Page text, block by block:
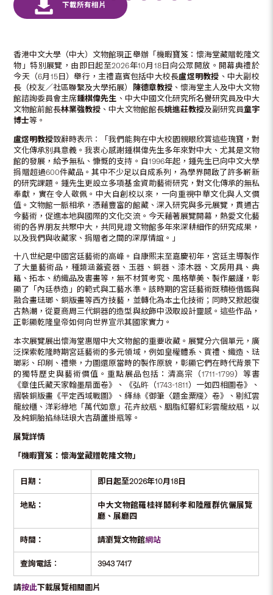
香港中文大學（中大）文物館現正舉辦「機暇寶笈：懷海堂藏贈乾隆文
物」特別展覽，由即日起至2026年10月18日向公眾開放。開幕典禮於
今天（6月15日）舉行，主禮嘉賓包括中大校長盧煜明教授 、中大副校
長（校友／社區聯繫及大學拓展）
陳德章教授、懷海堂主人及中大文物
館諮詢委員會主席鍾棋偉先生 、中大中國文化研究所名譽研究員及中大
文物館前館長林業強教授 、中大文物館館長姚進莊教授及副研究員童宇
博士等。
盧煜明教授致辭時表示︰「我們能夠在中大校園親眼欣賞這些瑰寶，對
文化傳承別具意義。我衷心感謝鍾棋偉先生多年來對中大、尤其是文物
館的發展，給予無私、慷慨的支持。自1996年起，鍾先生已向中文大學
捐贈超過600件藏品。其中不少足以自成系列，為學界開啟了許多嶄新
的研究課題。鍾先生更設立多項基金資助藝術研究，對文化傳承的無私
奉獻，實在令人敬佩。中大自創校以來，一向重視中華文化與人文價
值。文物館一脈相承，憑藉豐富的館藏、深入研究與多元展覽，貫通古
今藝術，促進本地與國際的文化交流。今天藉著展覽開幕，熱愛文化藝
術的各界朋友共聚中大，共同見證文物館多年來深耕細作的研究成果，
以及我們與收藏家、捐贈者之間的深厚情誼。」
十八世紀是中國宮廷藝術的高峰。自康熙末至嘉慶初年，宮廷主導製作
了大量藝術品，種類涵蓋瓷器、玉器、銅器、漆木器、文房用具、典
籍、拓本、紡織品及書畫等，無不材質考究、風格華美、製作嚴謹，彰
顯了「內廷恭造」的範式與工藝水準。該時期的宮廷藝術既積極借鑑與
融合畫琺瑯、銅版畫等西方技藝，並轉化為本土化技術；同時又掀起復
古熱潮，從夏商周三代銅器的造型與紋飾中汲取設計靈感。這些作品，
正彰顯乾隆皇帝如何向世界宣示其國家實力。
本次展覽展出懷海堂惠贈中大文物館的重要收藏。展覽分六個單元，廣
泛探索乾隆時期宮廷藝術的多元領域，例如皇權體系、貢禮、織造、琺
瑯彩、印刷、禮樂，力圖還原當時的製作原貌，彰顯它們在時代背景下
的獨特歷史與藝術價值。重點展品包括：清高宗（1711-1799）等書
《章佳氏藏天家翰墨扇面卷》、《弘旿（1743-1811）一如四相圖卷》、
摺裝銅版畫《平定西域戰圖》、緙絲《御筆〈題金粟牋〉卷》、剔紅雲
龍紋櫃、洋彩綠地「萬代如意」花卉紋瓶、胭脂紅礬紅彩雲龍紋瓶，以
及純銅胎掐絲琺琅大吉葫蘆掛瓶等。
展覽詳情
「機暇寶笈：懷海堂藏贈乾隆文物」
日期： 即日起至2026年10月18日
地點：
中大文物館羅桂祥閣利孝和陸雁群伉儷展覽
廳、展廳四
時間： 請瀏覽文物館網站
查詢電話︰ 3943 7417
請按此下載展覽相關圖片